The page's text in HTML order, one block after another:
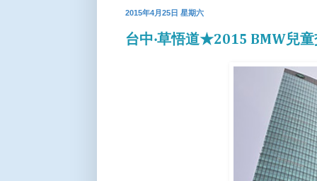
2015年4月25日 星期六
台中‧草悟道★2015 BMW兒